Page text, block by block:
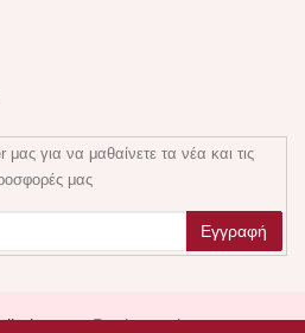
για να μαθαίνετε τα νέα και τις
μας
. Design and